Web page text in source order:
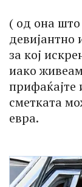
( од она
девијантно
за кој
иако
прифаќајте
сметката
евра.